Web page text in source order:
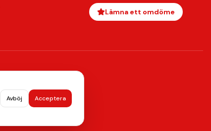
Lämna ett omdöme
Avböj Acceptera